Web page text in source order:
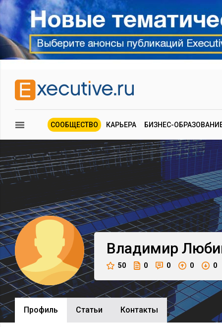
СООБЩЕСТВО КАРЬЕРА БИЗНЕС-
Владимир
50 0 0 0 0
Профиль Cтатьи Контакты